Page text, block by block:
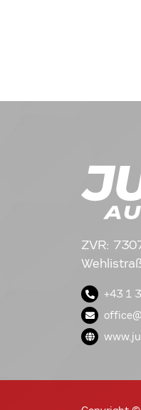
ZVR:
+43 1